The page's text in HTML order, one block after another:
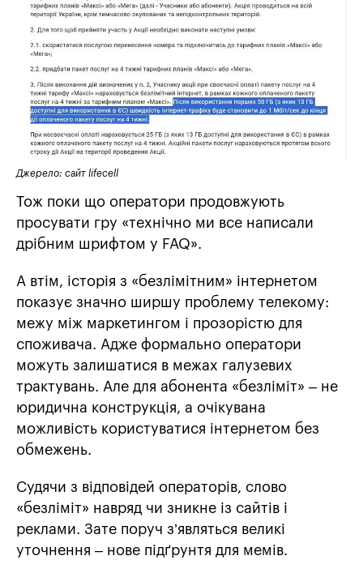
Джерело: сайт lifecell
Тож поки що оператори продовжують
просувати гру «технічно ми все написали
дрібним шрифтом у FAQ».
А втім, історія з «безлімітним» інтернетом
показує значно ширшу проблему телекому:
межу між маркетингом і прозорістю для
споживача. Адже формально оператори
можуть залишатися в межах галузевих
трактувань. Але для абонента «безліміт» – не
юридична конструкція, а очікувана
можливість користуватися інтернетом без
обмежень.
Судячи з відповідей операторів, слово
«безліміт» навряд чи зникне із сайтів і
реклами. Зате поруч з’являться великі
уточнення – нове підґрунтя для мемів.